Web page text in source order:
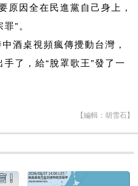
原因全在民進黨自己身上，
”。
中酒桌視頻瘋傳攪動台灣，
了，給“脫罩歌王”發了一
【編輯：胡雪石】